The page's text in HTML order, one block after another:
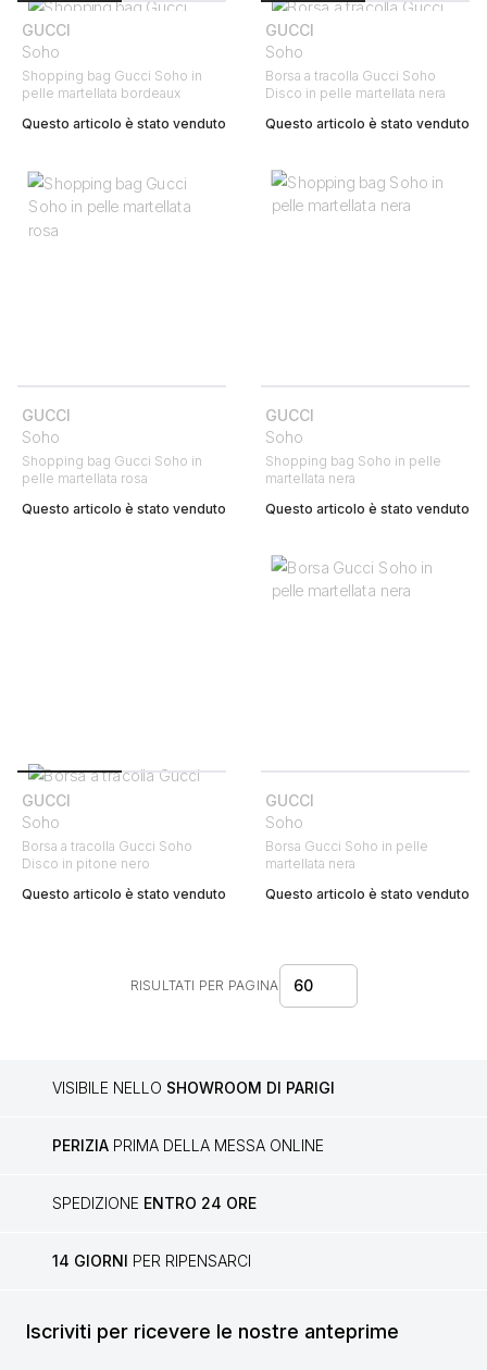
GUCCI
Soho
Shopping bag Gucci Soho in
pelle martellata bordeaux
Questo articolo è stato venduto
GUCCI
Soho
Borsa a tracolla Gucci Soho
Disco in pelle martellata nera
Questo articolo è stato venduto
GUCCI
Soho
Shopping bag Gucci Soho in
pelle martellata rosa
Questo articolo è stato venduto
GUCCI
Soho
Shopping bag Soho in pelle
martellata nera
Questo articolo è stato venduto
GUCCI
Soho
Borsa a tracolla Gucci Soho
Disco in pitone nero
Questo articolo è stato venduto
GUCCI
Soho
Borsa Gucci Soho in pelle
martellata nera
Questo articolo è stato venduto
RISULTATI PER PAGINA 60
VISIBILE NELLO SHOWROOM DI PARIGI
PERIZIA PRIMA DELLA MESSA ONLINE
SPEDIZIONE ENTRO 24 ORE
14 GIORNI PER RIPENSARCI
Iscriviti per ricevere le nostre anteprime